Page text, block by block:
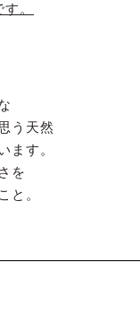
。
う天然
ます。
を
と。